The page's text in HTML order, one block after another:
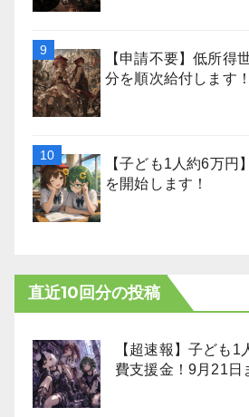
【申請不要】低所得
分を順次給付します！
【子ども1人約6万円
を開始します！
直近10回分の投稿
【超速報】子ども1
費支援金！9月21日